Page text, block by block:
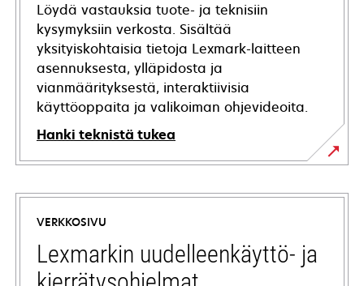
Löydä vastauksia tuote- ja teknisiin
kysymyksiin verkosta. Sisältää
yksityiskohtaisia tietoja Lexmark-laitteen
asennuksesta, ylläpidosta ja
vianmäärityksestä, interaktiivisia
käyttöoppaita ja valikoiman ohjevideoita.
Hanki teknistä tukea
opens
in
new
tab
VERKKOSIVU
Lexmarkin uudelleenkäyttö- ja